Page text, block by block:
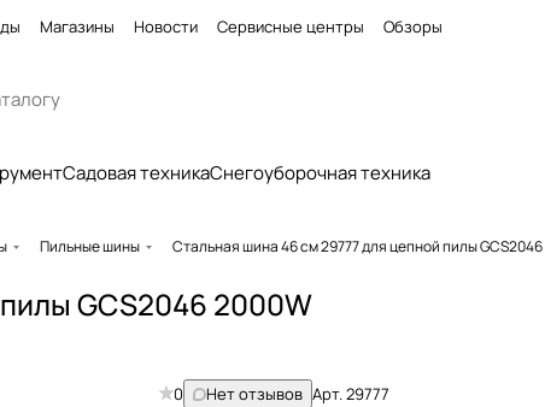
Магазины Новости Сервисные центры Обзоры
Садовая техникаСнегоуборочная техника
Пильные шины Cтальная шина 46 см 29777 для цепной пилы
GCS2046 2000W
0 Нет отзывов Арт.29777